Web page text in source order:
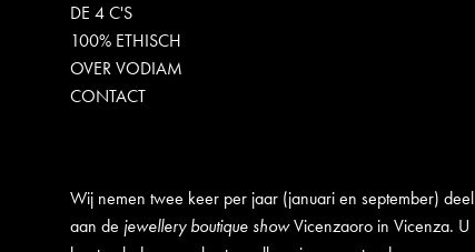
DE 4 C'S
100% ETHISCH
OVER VODIAM
CONTACT
Wij nemen twee keer per jaar (januari en september) deel
aan de jewellery boutique showVicenzaoro in Vicenza. U